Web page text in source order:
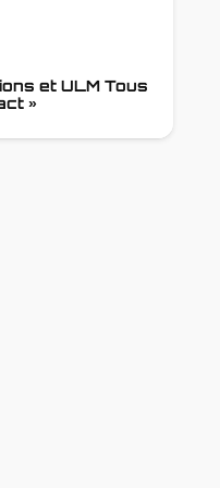
et ULM Tous
»